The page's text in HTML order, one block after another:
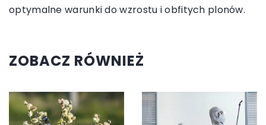
optymalne warunki do wzrostu i obfitych plonów.
ZOBACZ RÓWNIEŻ